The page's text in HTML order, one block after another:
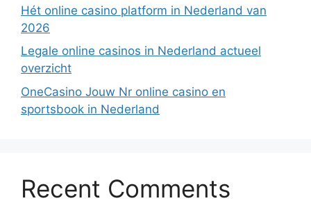
Hét online casino platform in Nederland van
2026
Legale online casinos in Nederland actueel
overzicht
OneCasino Jouw Nr online casino en
sportsbook in Nederland
Recent Comments